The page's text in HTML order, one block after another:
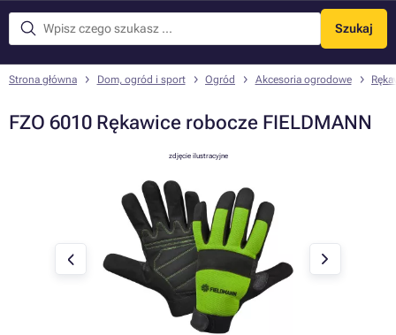
Szukaj
Menu
Strona główna Dom, ogród i sport Ogród Akcesoria ogrodowe
FZO 6010 Rękawice robocze FIELDMANN
zdjęcie ilustracyjne